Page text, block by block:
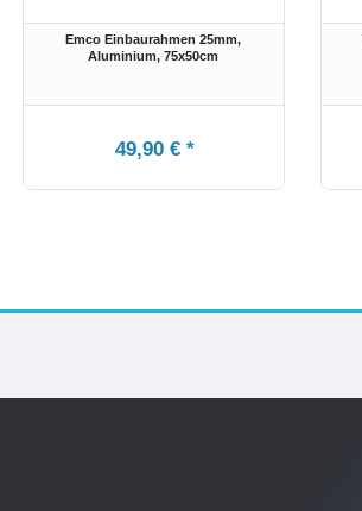
Emco Einbaurahmen 25mm,
Aluminium, 75x50cm
49,90 € *